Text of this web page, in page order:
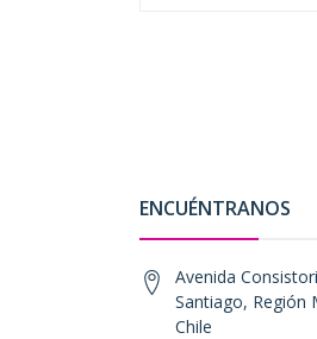
ENCUÉNTRANOS
Avenida
Santiago, Región
Chile